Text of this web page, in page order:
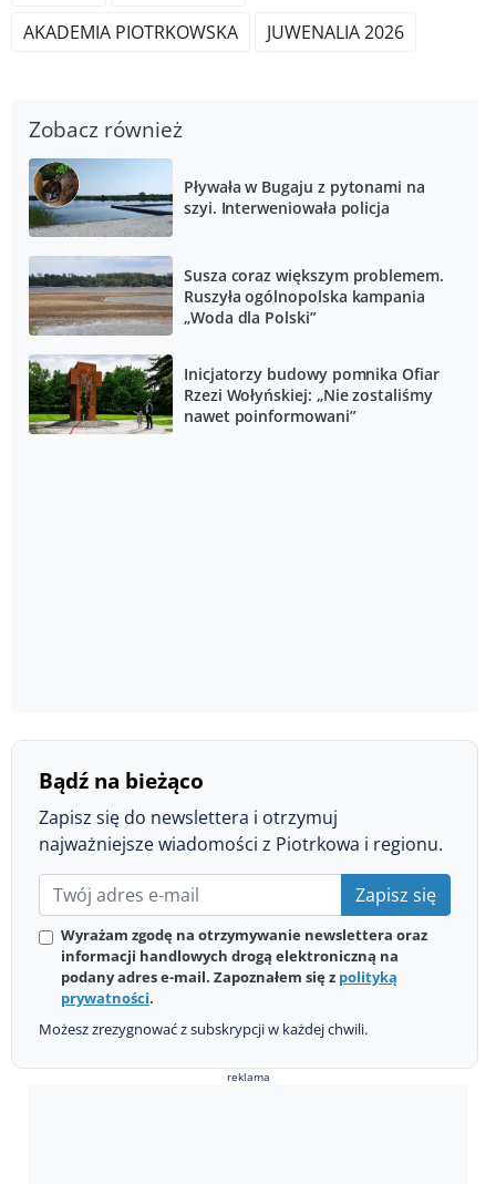
AKADEMIA PIOTRKOWSKA
JUWENALIA 2026
Zobacz również
Pływała w Bugaju z pytonami na
szyi. Interweniowała policja
Susza coraz większym problemem.
Ruszyła ogólnopolska kampania
„Woda dla Polski”
Inicjatorzy budowy pomnika Ofiar
Rzezi Wołyńskiej: „Nie zostaliśmy
nawet poinformowani”
Bądź na bieżąco
Zapisz się do newslettera i otrzymuj
najważniejsze wiadomości z Piotrkowa i regionu.
Zapisz się
Wyrażam zgodę na otrzymywanie newslettera oraz
informacji handlowych drogą elektroniczną na
podany adres e-mail. Zapoznałem się z polityką
prywatności.
Możesz zrezygnować z subskrypcji w każdej chwili.
reklama